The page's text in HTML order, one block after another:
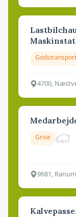
Godstransport
4700,
Grise
9681, Ranum